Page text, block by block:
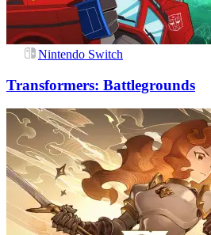
Nintendo Switch
Transformers: Battlegrounds